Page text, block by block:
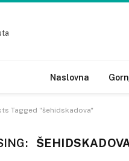
Naslovna
Tagged "šehidskadova"